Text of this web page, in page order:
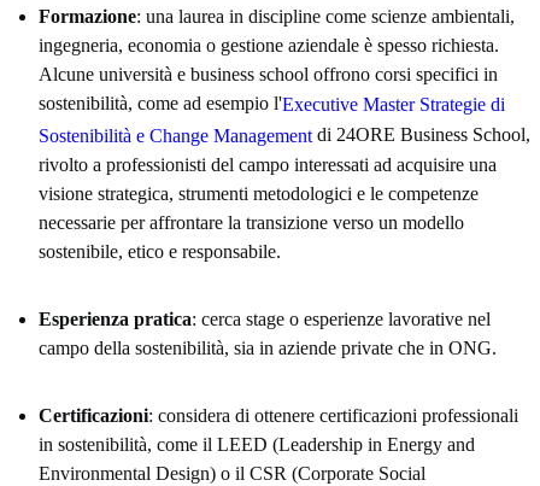
Formazione: una laurea in discipline come scienze ambientali,
ingegneria, economia o gestione aziendale è spesso richiesta.
Alcune università e business school offrono corsi specifici in
sostenibilità, come ad esempio l'Executive Master Strategie di
Sostenibilità e Change Management di 24ORE Business School,
rivolto a professionisti del campo interessati ad acquisire una
visione strategica, strumenti metodologici e le competenze
necessarie per affrontare la transizione verso un modello
sostenibile, etico e responsabile.
Esperienza pratica: cerca stage o esperienze lavorative nel
campo della sostenibilità, sia in aziende private che in ONG.
Certificazioni: considera di ottenere certificazioni professionali
in sostenibilità, come il LEED (Leadership in Energy and
Environmental Design) o il CSR (Corporate Social